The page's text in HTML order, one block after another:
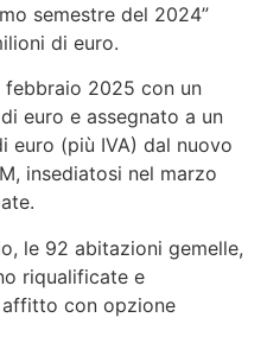
semestre del 2024”
di euro.
febbraio 2025 con un
euro e assegnato a un
euro (più IVA) dal nuovo
insediatosi nel marzo
le 92 abitazioni gemelle,
riqualificate e
affitto con opzione